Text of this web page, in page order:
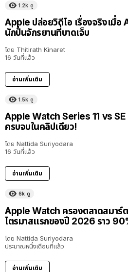
1.2k ดู
Apple ปล่อยวิดีโอ เรื่องจริงเมื่
นักปั่นจักรยานที่บาดเจ็บ
โดย Thitirath Kinaret
16 วันที่แล้ว
อ่านเพิ่มเติม
1.5k ดู
Apple Watch Series 11 vs SE
ครบจบในคลิปเดียว!
โดย Nattida Suriyodara
16 วันที่แล้ว
อ่านเพิ่มเติม
6k ดู
Apple Watch ครองตลาดสมาร์
ไตรมาสแรกของปี 2026 ราว
โดย Nattida Suriyodara
ประมาณหนึ่งเดือนที่แล้ว
อ่านเพิ่มเติม